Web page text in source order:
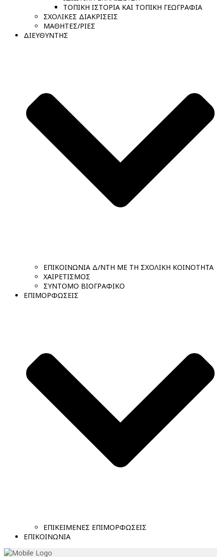
ΤΟΠΙΚΗ ΙΣΤΟΡΙΑ ΚΑΙ ΤΟΠΙΚΗ ΓΕΩΓΡΑΦΙΑ
ΣΧΟΛΙΚΕΣ ΔΙΑΚΡΙΣΕΙΣ
ΜΑΘΗΤΕΣ/ΡΙΕΣ
ΔΙΕΥΘΥΝΤΗΣ
ΕΠΙΚΟΙΝΩΝΙΑ Δ/ΝΤΗ ΜΕ ΤΗ ΣΧΟΛΙΚΗ ΚΟΙΝΟΤΗΤΑ
ΧΑΙΡΕΤΙΣΜΟΣ
ΣΥΝΤΟΜΟ ΒΙΟΓΡΑΦΙΚΟ
ΕΠΙΜΟΡΦΩΣΕΙΣ
ΕΠΙΚΕΙΜΕΝΕΣ ΕΠΙΜΟΡΦΩΣΕΙΣ
ΕΠΙΚΟΙΝΩΝΙΑ